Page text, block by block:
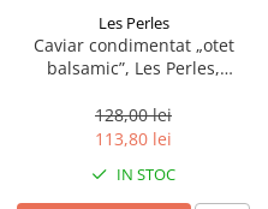
Les Perles
Caviar condimentat „otet
balsamic”, Les Perles,
sferice, 200 g
128,00 lei
113,80 lei
IN STOC